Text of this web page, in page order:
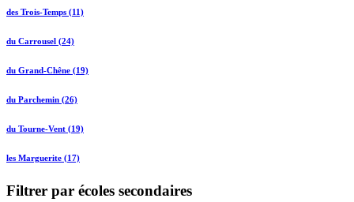
des Trois-Temps (11)
du Carrousel (24)
du Grand-Chêne (19)
du Parchemin (26)
du Tourne-Vent (19)
les Marguerite (17)
Filtrer par écoles secondaires